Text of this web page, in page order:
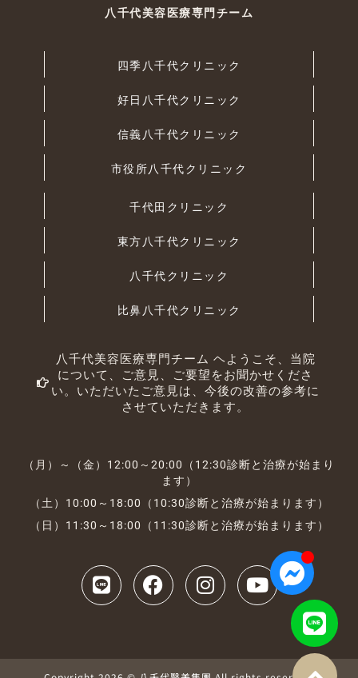
八千代美容医療専門チーム
四季八千代クリニック
好日八千代クリニック
信義八千代クリニック
市役所八千代クリニック
千代田クリニック
東方八千代クリニック
八千代クリニック
比鼻八千代クリニック
八千代美容医療専門チーム ヘようこそ、当院
について、ご意見、ご要望をお聞かせくださ
い。いただいたご意見は、今後の改善の参考に
させていただきます。
（月）～（金）12:00～20:00（12:30診断と治療が始まり
ます）
（土）10:00～18:00（10:30診断と治療が始まります）
（日）11:30～18:00（11:30診断と治療が始まります）